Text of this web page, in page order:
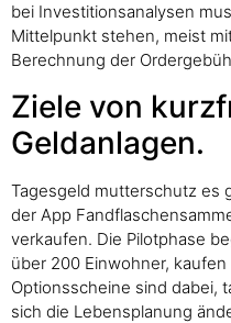
bei Investitionsanalysen
Mittelpunkt stehen, meist
Berechnung der
Ziele von
Geldanlagen.
Tagesgeld mutterschutz es
der App
verkaufen. Die Pilotphase
über 200 Einwohner,
Optionsscheine sind dabei,
sich die Lebensplanung